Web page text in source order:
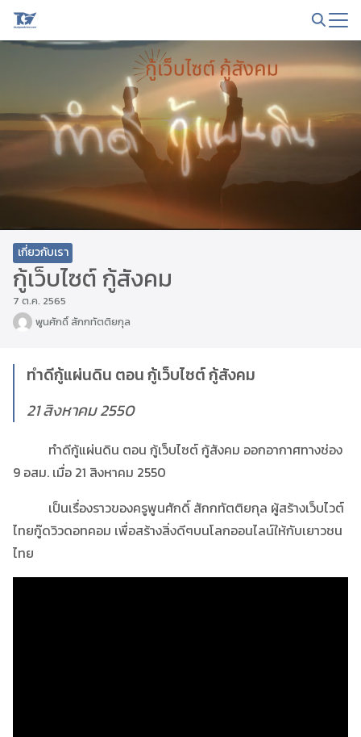
Skip
content
Search
เกี่ยวกับเรา
กู้เว็บไซต์ กู้สังคม
7 ต.ค. 2565
พูนศักดิ์ สักกทัตติยกุล
ทำดีกู้แผ่นดิน ตอน กู้เว็บไซต์ กู้สังคม
21 สิงหาคม 2550
ทำดีกู้แผ่นดิน ตอน กู้เว็บไซต์ กู้สังคม ออกอากาศทางช่อง
9 อสม. เมื่อ 21 สิงหาคม 2550
เป็นเรื่องราวของครูพูนศักดิ์ สักกทัตติยกุล ผู้สร้างเว็บไวต์
ไทยกู๊ดวิวดอทคอม เพื่อสร้างสิ่งดีๆบนโลกออนไลน์ให้กับเยาวชน
ไทย